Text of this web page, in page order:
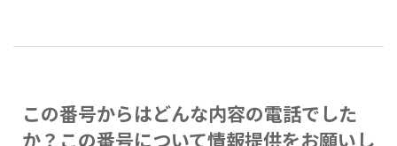
この番号からはどんな内容の電話でした
か？この番号について情報提供をお願いし